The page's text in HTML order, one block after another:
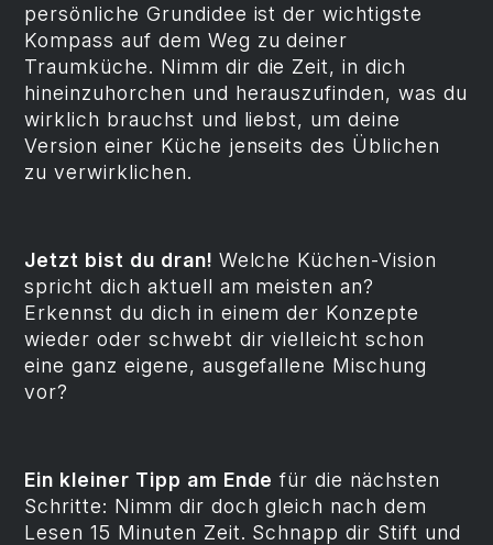
persönliche Grundidee ist der wichtigste
Kompass auf dem Weg zu deiner
Traumküche. Nimm dir die Zeit, in dich
hineinzuhorchen und herauszufinden, was du
wirklich brauchst und liebst, um deine
Version einer Küche jenseits des Üblichen
zu verwirklichen.
Jetzt bist du dran! Welche Küchen-Vision
spricht dich aktuell am meisten an?
Erkennst du dich in einem der Konzepte
wieder oder schwebt dir vielleicht schon
eine ganz eigene, ausgefallene Mischung
vor?
Ein kleiner Tipp am Ende für die nächsten
Schritte: Nimm dir doch gleich nach dem
Lesen 15 Minuten Zeit. Schnapp dir Stift und